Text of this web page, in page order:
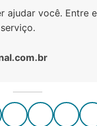
ajudar você. Entre